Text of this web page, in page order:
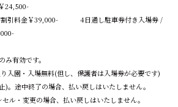
24,500-
*割引料金￥39,000- 4日通し駐車券付き入場券 /
み有効です。
入園・入場無料(但し、保護者は入場券が必要です)
)。途中終了の場合、払い戻しはいたしません。
ル・変更の場合、払い戻しはいたしません。